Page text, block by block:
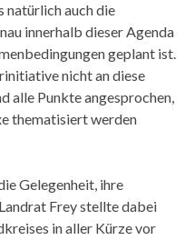
natürlich auch die
innerhalb dieser Agenda
geplant ist.
nicht an diese
alle Punkte angesprochen,
thematisiert werden
Gelegenheit, ihre
Frey stellte dabei
in aller Kürze vor